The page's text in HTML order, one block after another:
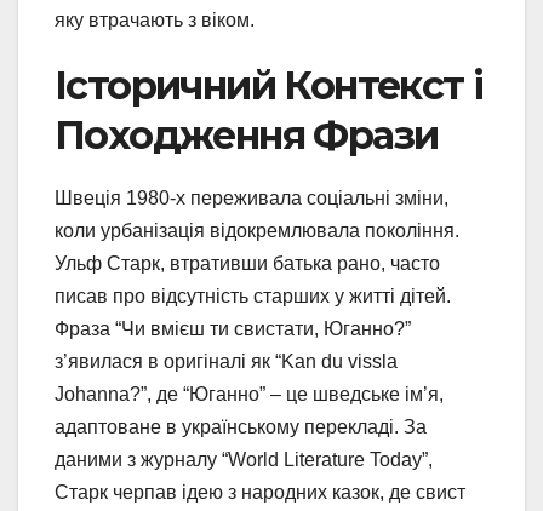
яку втрачають з віком.
Історичний Контекст і
Походження Фрази
Швеція 1980-х переживала соціальні зміни,
коли урбанізація відокремлювала покоління.
Ульф Старк, втративши батька рано, часто
писав про відсутність старших у житті дітей.
Фраза “Чи вмієш ти свистати, Юганно?”
з’явилася в оригіналі як “Kan du vissla
Johanna?”, де “Юганно” – це шведське ім’я,
адаптоване в українському перекладі. За
даними з журналу “World Literature Today”,
Старк черпав ідею з народних казок, де свист